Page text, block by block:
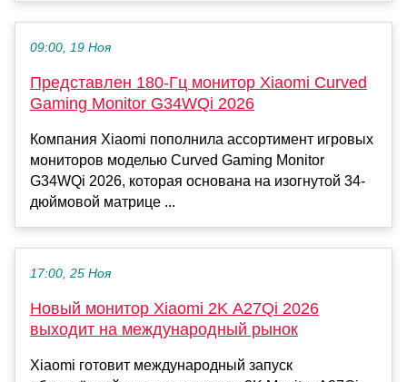
09:00, 19 Ноя
Представлен 180-Гц монитор Xiaomi Curved
Gaming Monitor G34WQi 2026
Компания Xiaomi пополнила ассортимент игровых
мониторов моделью Curved Gaming Monitor
G34WQi 2026, которая основана на изогнутой 34-
дюймовой матрице ...
17:00, 25 Ноя
Новый монитор Xiaomi 2K A27Qi 2026
выходит на международный рынок
Xiaomi готовит международный запуск